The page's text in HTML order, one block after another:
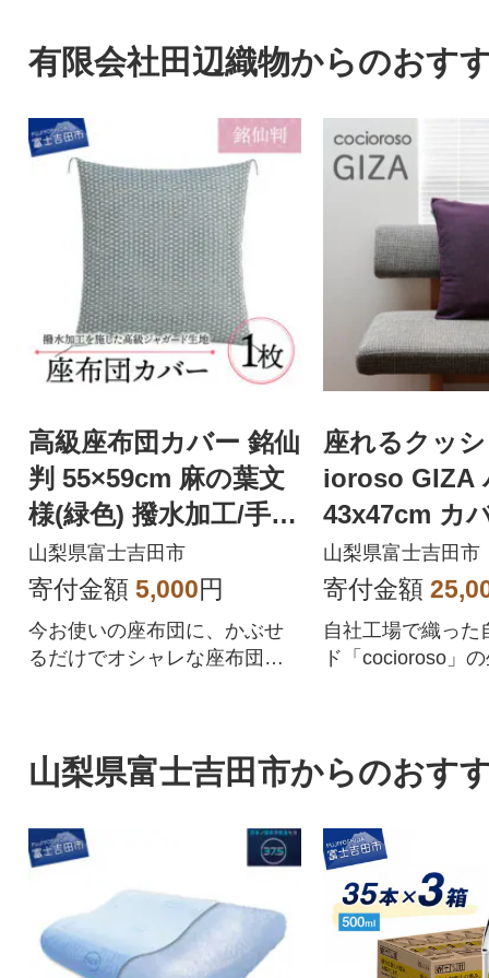
有限会社田辺織物からのおす
高級座布団カバー 銘仙
判 55×59cm 麻の葉文
様(緑色) 撥水加工/手洗
い可 日本製
山梨県富士吉田市
寄付金額 5,000円
今お使いの座布団に、かぶせ
るだけでオシャレな座布団に
座れるクッ
ioroso GIZA
43x47cm カ
洗濯可能 日
山梨県富士吉田市
寄付金額
自社工場で織った
ド「cocioroso」
山梨県富士吉田市からのおす